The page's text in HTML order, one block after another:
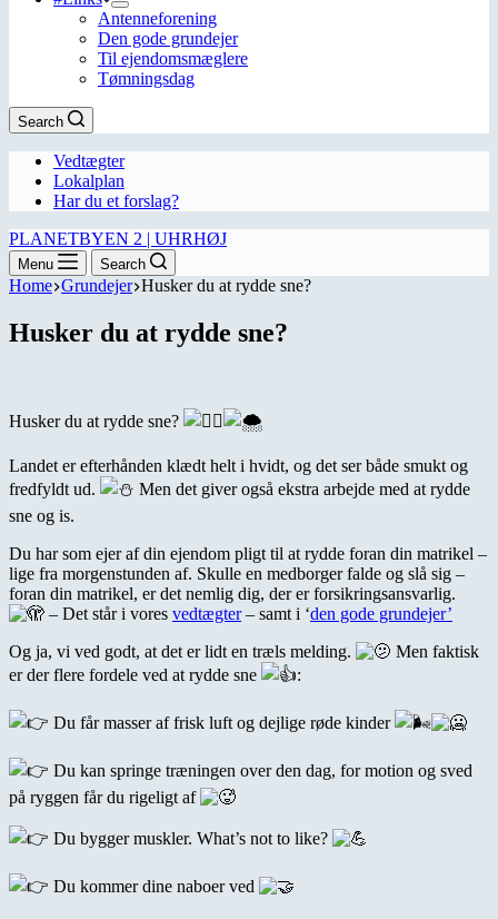
Antenneforening
Den gode grundejer
Til ejendomsmæglere
Tømningsdag
Search
Vedtægter
Lokalplan
Har du et forslag?
PLANETBYEN 2 | UHRHØJ
Menu Search
Home Grundejer Husker du at rydde sne?
Husker du at rydde sne?
Husker du at rydde sne?
Landet er efterhånden klædt helt i hvidt, og det ser både smukt og
fredfyldt ud.
Men det giver også ekstra arbejde med at rydde
sne og is.
Du har som ejer af din ejendom pligt til at rydde foran din matrikel –
lige fra morgenstunden af. Skulle en medborger falde og slå sig –
foran din matrikel, er det nemlig dig, der er forsikringsansvarlig.
– Det står i vores vedtægter– samt i ‘den gode grundejer’
Og ja, vi ved godt, at det er lidt en træls melding.
Men faktisk
er der flere fordele ved at rydde sne
:
Du får masser af frisk luft og dejlige røde kinder
Du kan springe træningen over den dag, for motion og sved
på ryggen får du rigeligt af
Du bygger muskler. What’s not to like?
Du kommer dine naboer ved